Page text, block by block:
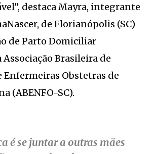
destaca Mayra, integrante
de Florianópolis (SC)
de Parto Domiciliar
Brasileira de
Enfermeiras Obstetras de
(ABENFO-SC).
é se juntar a outras mães